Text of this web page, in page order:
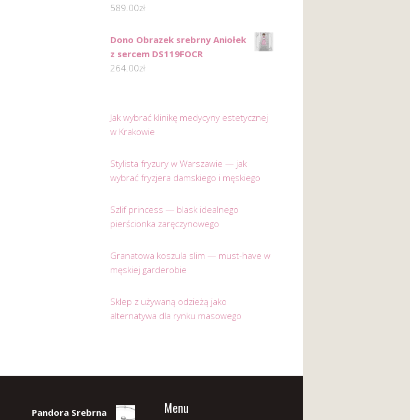
589.00zł
Dono Obrazek srebrny Aniołek
z sercem DS119FOCR
264.00zł
Jak wybrać klinikę medycyny estetycznej
w Krakowie
Stylista fryzury w Warszawie — jak
wybrać fryzjera damskiego i męskiego
Szlif princess — blask idealnego
pierścionka zaręczynowego
Granatowa koszula slim — must-have w
męskiej garderobie
Sklep z używaną odzieżą jako
alternatywa dla rynku masowego
Pandora Srebrna
Menu